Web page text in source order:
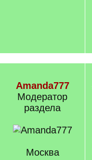
Amanda777
Модератор
раздела
Москва